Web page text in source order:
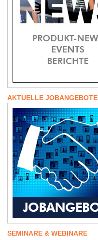
AKTUELLE JOBANGEBOTE
SEMINARE & WEBINARE